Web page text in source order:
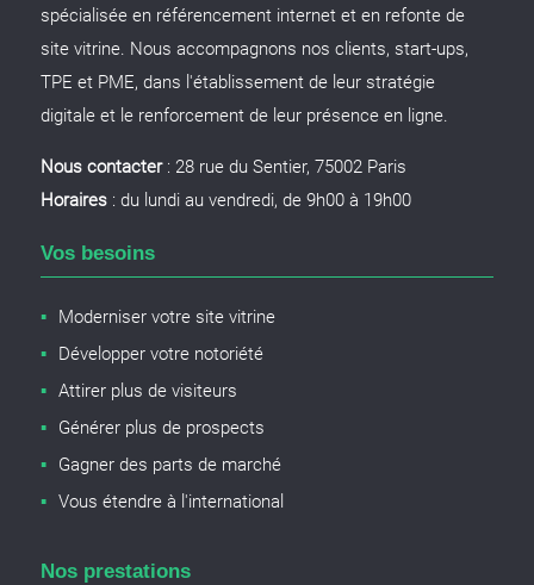
spécialisée en référencement internet et en refonte de
site vitrine. Nous accompagnons nos clients, start-ups,
TPE et PME, dans l'établissement de leur stratégie
digitale et le renforcement de leur présence en ligne.
Nous contacter: 28 rue du Sentier, 75002 Paris
Horaires : du lundi au vendredi, de 9h00 à 19h00
Vos besoins
Moderniser votre site vitrine
Développer votre notoriété
Attirer plus de visiteurs
Générer plus de prospects
Gagner des parts de marché
Vous étendre à l'international
Nos prestations